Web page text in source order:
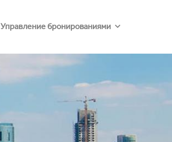
Управление бронированиями